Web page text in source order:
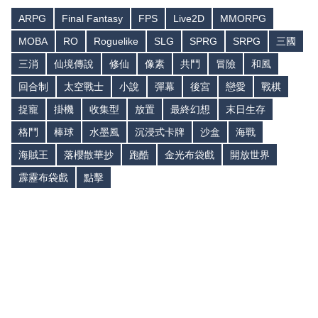
ARPG Final Fantasy FPS Live2D
MMORPG
MOBA
RO Roguelike SLG SPRG SRPG
三國
三消
仙境傳說 修仙 像素 共鬥 冒險
和風
回合制
太空戰士 小說 彈幕 後宮 戀愛
戰棋
捉寵
掛機 收集型 放置 最終幻想
末日生存
格鬥
棒球 水墨風 沉浸式卡牌 沙盒
海戰
海賊王
落櫻散華抄 跑酷 金光布袋戲
開放世界
霹靂布袋戲
點擊